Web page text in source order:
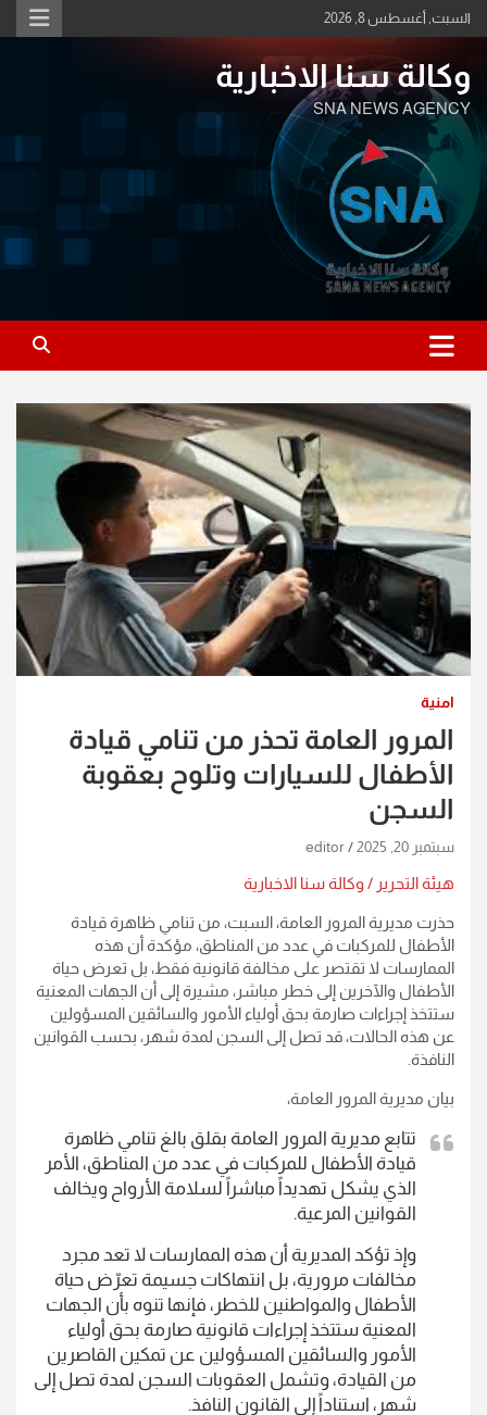
Skip
to
السبت, أغسطس 8, 2026
وكالة سنا الاخبارية
SNA NEWS AGENCY
امنية
المرور العامة تحذر من تنامي قيادة
الأطفال للسيارات وتلوح بعقوبة
السجن
سبتمبر 20, 2025 editor
هيئة التحرير / وكالة سنا الاخبارية
حذرت مديرية المرور العامة، السبت، من تنامي ظاهرة قيادة
الأطفال للمركبات في عدد من المناطق، مؤكدة أن هذه
الممارسات لا تقتصر على مخالفة قانونية فقط، بل تعرض حياة
الأطفال والآخرين إلى خطر مباشر، مشيرة إلى أن الجهات المعنية
ستتخذ إجراءات صارمة بحق أولياء الأمور والسائقين المسؤولين
عن هذه الحالات، قد تصل إلى السجن لمدة شهر، بحسب القوانين
النافذة.
بيان مديرية المرور العامة،
تتابع مديرية المرور العامة بقلق بالغ تنامي ظاهرة
قيادة الأطفال للمركبات في عدد من المناطق، الأمر
الذي يشكل تهديداً مباشراً لسلامة الأرواح ويخالف
القوانين المرعية.
وإذ تؤكد المديرية أن هذه الممارسات لا تعد مجرد
مخالفات مرورية، بل انتهاكات جسيمة تعرّض حياة
الأطفال والمواطنين للخطر، فإنها تنوه بأن الجهات
المعنية ستتخذ إجراءات قانونية صارمة بحق أولياء
الأمور والسائقين المسؤولين عن تمكين القاصرين
من القيادة، وتشمل العقوبات السجن لمدة تصل إلى
شهر، استناداً إلى القانون النافذ.